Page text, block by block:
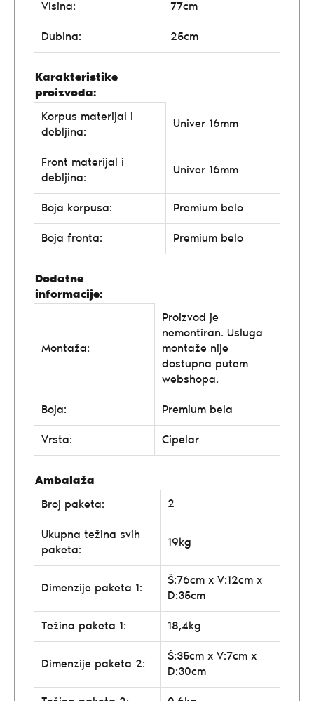
Visina: 77cm
Dubina: 25cm
Karakteristike
proizvoda:
Korpus materijal i
debljina:
Univer 16mm
Front materijal i
debljina:
Univer 16mm
Boja korpusa: Premium belo
Boja fronta: Premium belo
Dodatne
informacije:
Montaža:
Proizvod je
nemontiran. Usluga
montaže nije
dostupna putem
webshopa.
Boja: Premium bela
Vrsta: Cipelar
Ambalaža
Broj paketa:
2
Ukupna težina svih
paketa:
19kg
Dimenzije paketa 1:
Š:76cm x V:12cm x
D:35cm
Težina paketa 1: 18,4kg
Dimenzije paketa 2:
Š:35cm x V:7cm x
D:30cm